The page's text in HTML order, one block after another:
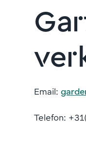
Email:
Telefon: